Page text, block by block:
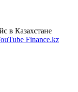
в Казахстане
Finance.kz